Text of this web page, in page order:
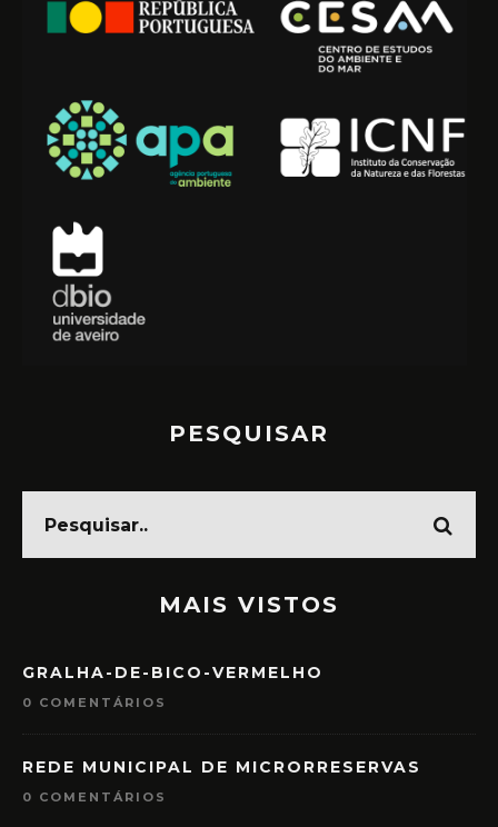
PESQUISAR
MAIS VISTOS
GRALHA-DE-BICO-VERMELHO
0 COMENTÁRIOS
REDE MUNICIPAL DE MICRORRESERVAS
0 COMENTÁRIOS